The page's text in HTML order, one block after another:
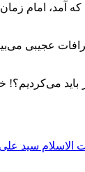
که آمد، امام
عجیبی
باید
الاسلام سید